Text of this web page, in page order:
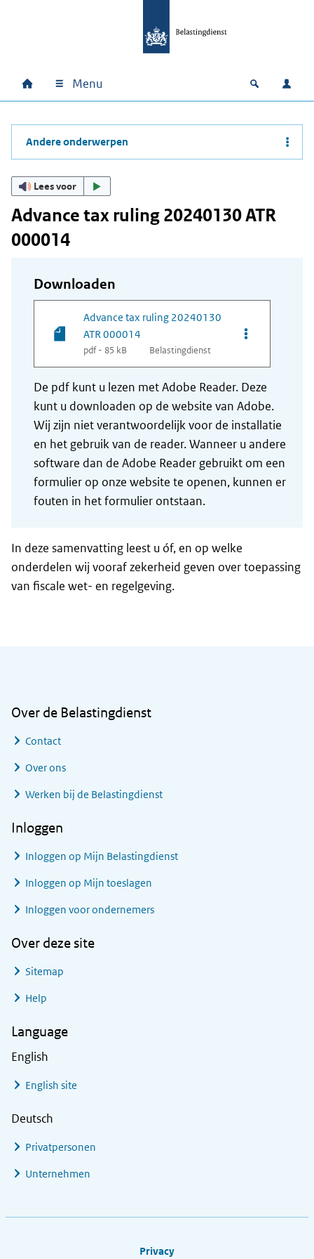
Hoofdnavigatie
Home Menu Open
Andere onderwerpen
Lees voor
Advance tax ruling 20240130 ATR
000014
Downloaden
Advance tax ruling 20240130
ATR 000014
pdf - 85 kB Belastingdienst
Opties van
De pdf kunt u lezen met Adobe Reader. Deze
kunt u downloaden op de website van Adobe.
Wij zijn niet verantwoordelijk voor de installatie
en het gebruik van de reader. Wanneer u andere
software dan de Adobe Reader gebruikt om een
formulier op onze website te openen, kunnen er
fouten in het formulier ontstaan.
In deze samenvatting leest u óf, en op welke
onderdelen wij vooraf zekerheid geven over toepassing
van fiscale wet- en regelgeving.
Over de Belastingdienst
Contact
Over ons
Werken bij de Belastingdienst
Inloggen
Inloggen op Mijn Belastingdienst
Inloggen op Mijn toeslagen
Inloggen voor ondernemers
Over deze site
Sitemap
Help
Language
English
English site
Deutsch
Privatpersonen
Unternehmen
Privacy